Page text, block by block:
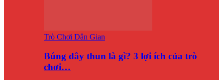
Trò Chơi Dân Gian
Búng dây thun là gì? 3 lợi ích của trò
chơi…